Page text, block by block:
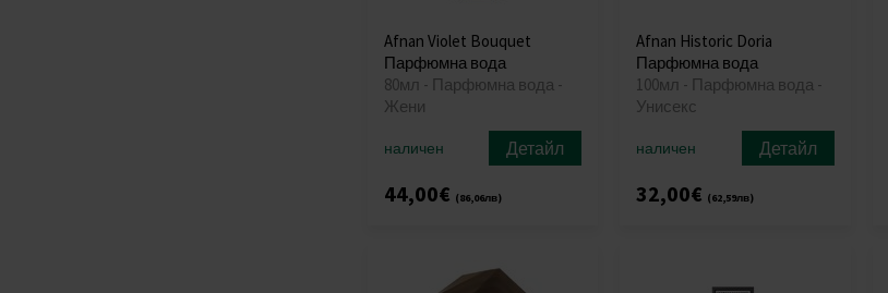
Afnan Violet Bouquet
Парфюмна вода
80мл - Парфюмна вода -
Жени
наличен Детайл
44,00€ (86,06лв)
Afnan Historic Doria
Парфюмна вода
100мл - Парфюмна вода -
Унисекс
наличен Детайл
32,00€ (62,59лв)